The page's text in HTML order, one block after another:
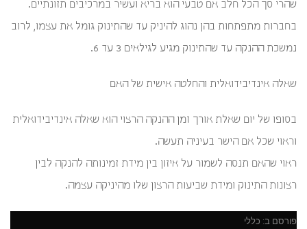
שהרי סך הכל חלב אם טבעי הוא בריא ועשיר במרכיבים תזונתיים.
בחברות מתפתחות בהן נהוג להיניק עד שהתינוק גומל את עצמו, לרוב
נמשכת ההנקה עד שהתינוק מגיע לגילאים 3 עד 6.
שאלה אינדיבידואלית והחלטה אישית של האם
בסופו של יום שאלת אורך זמן ההנקה הרצוי הוא שאלה אינדיבידואלית
וראוי שכל אם הישר בעיניה תעשה.
ראוי שהאם תנסה לשמור על איזון בין מידת זמינותה להנקה לבין
רצונות התינוק ומידת שביעות הרצון שלו מהיניקה עצמה.
פורסם ב: כללי